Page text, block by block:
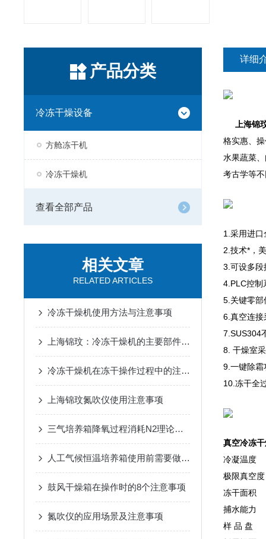
产品分类
冷冻干燥设备
方舱冻干机
冷冻干燥机
查看全部产品
相关文章
RELATED ARTICLES
冷冻干燥机使用方法与注意事项
上海锦玟：冷冻干燥机的主要部件有哪些
冷冻干燥机在冻干操作过程中的注意事项
上海锦玟氮吹仪使用注意事项
三气培养箱降氧过程消耗N2理论计算表
人工气候恒温培养箱使用前需要做哪些工作
鼓风干燥箱在操作时的8个注意事项
氮吹仪的应用场景及注意事项
详细
上海锦
格实惠、
水果蔬菜
考古学等
1.采用进
2.技术*，
3.可设多段
4.PLC控制
5.关键零部
6.真空连接
7.SUS304
8. 干燥室
9.一键除霜
10.冻干全
真空冷冻
冷凝温
极限真空
冻干面
捕水能
样 品 盘